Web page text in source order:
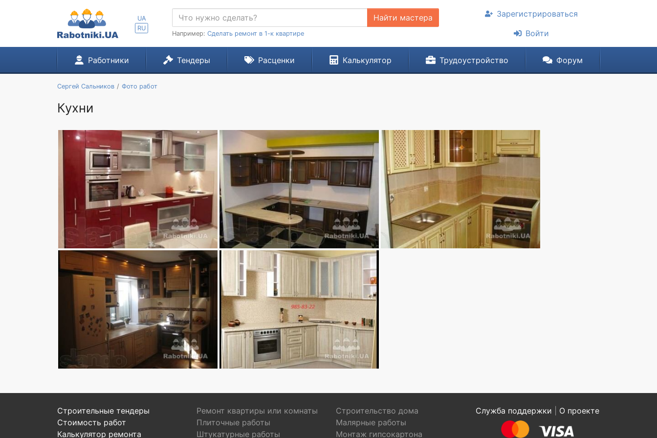
UA
RU
Найти мастера
Например: Сделать ремонт в 1-к квартире
Зарегистрироваться
Войти
Работники Тендеры Расценки Калькулятор Трудоустройство Форум
Сергей Сальников Фото работ
Кухни
Строительные тендеры
Стоимость работ
Калькулятор ремонта
Ремонт квартиры или комнаты
Строительство дома
Плиточные работы
Малярные работы
Штукатурные работы
Монтаж гипсокартона
Служба поддержки О проекте